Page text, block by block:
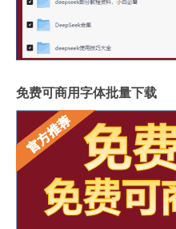
免费可商用字体批量下载